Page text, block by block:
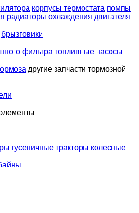
корпусы термостата помпы
радиаторы охлаждения двигателя
брызговики
фильтра топливные насосы
другие запчасти тормозной
гусеничные тракторы колесные